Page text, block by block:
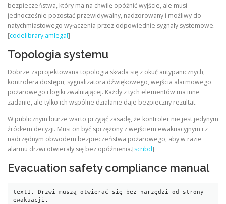
bezpieczeństwa, który ma na chwilę opóźnić wyjście, ale musi
jednocześnie pozostać przewidywalny, nadzorowany i możliwy do
natychmiastowego wyłączenia przez odpowiednie sygnały systemowe.
[codelibrary.amlegal]
Topologia systemu
Dobrze zaprojektowana topologia składa się z okuć antypanicznych,
kontrolera dostępu, sygnalizatora dźwiękowego, wejścia alarmowego
pożarowego i logiki zwalniającej. Każdy z tych elementów ma inne
zadanie, ale tylko ich wspólne działanie daje bezpieczny rezultat.
W publicznym biurze warto przyjąć zasadę, że kontroler nie jest jedynym
źródłem decyzji. Musi on być sprzężony z wejściem ewakuacyjnym i z
nadrzędnym obwodem bezpieczeństwa pożarowego, aby w razie
alarmu drzwi otwierały się bez opóźnienia.[scribd]
Evacuation safety compliance manual
text1. Drzwi muszą otwierać się bez narzędzi od strony
ewakuacji.